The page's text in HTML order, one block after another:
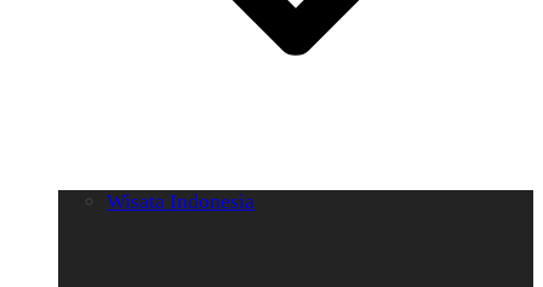
Wisata Indonesia